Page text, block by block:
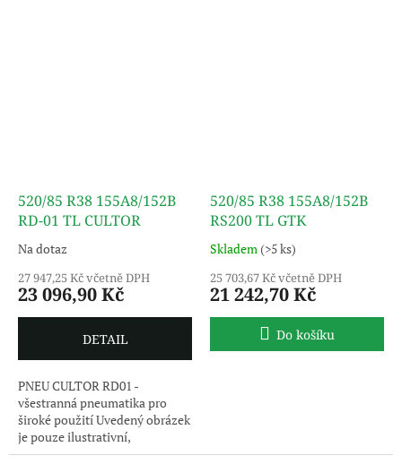
520/85 R38 155A8/152B
RD-01 TL CULTOR
Na dotaz
27 947,25 Kč včetně DPH
23 096,90 Kč
DETAIL
PNEU CULTOR RD01 -
všestranná pneumatika pro
široké použití Uvedený obrázek
je pouze ilustrativní,
pneumatika je dodávána bez
520/85 R38 155A8/152B
RS200 TL GTK
Skladem(>5 ks)
25 703,67 Kč včetně DPH
21 242,70 Kč
Do košíku